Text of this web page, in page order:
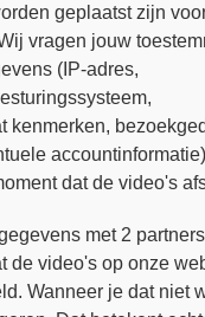
ik werk als GZ-
onderzoek binnen
geplaatst zijn
vragen jouw
(IP-adres,
kenmerken,
accountinformatie)
dat de video's
met 2 partners
de video's op onze
Wanneer je dat niet